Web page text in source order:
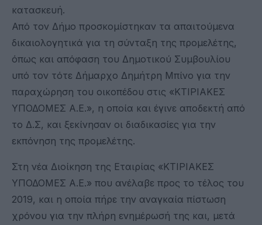
κατασκευή.
Από τον Δήμο προσκομίστηκαν τα απαιτούμενα
δικαιολογητικά για τη σύνταξη της προμελέτης,
όπως και απόφαση του Δημοτικού Συμβουλίου
υπό τον τότε Δήμαρχο Δημήτρη Μπίνο για την
παραχώρηση του οικοπέδου στις «ΚΤΙΡΙΑΚΕΣ
ΥΠΟΔΟΜΕΣ Α.Ε.», η οποία και έγινε αποδεκτή από
το Δ.Σ, και ξεκίνησαν οι διαδικασίες για την
εκπόνηση της προμελέτης.
Στη νέα Διοίκηση της Εταιρίας «ΚΤΙΡΙΑΚΕΣ
ΥΠΟΔΟΜΕΣ Α.Ε.» που ανέλαβε προς το τέλος του
2019, και η οποία πήρε την αναγκαία πίστωση
χρόνου για την πλήρη ενημέρωσή της και, μετά